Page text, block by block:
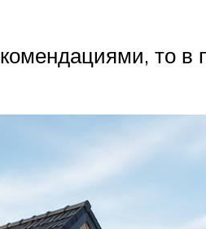
то в